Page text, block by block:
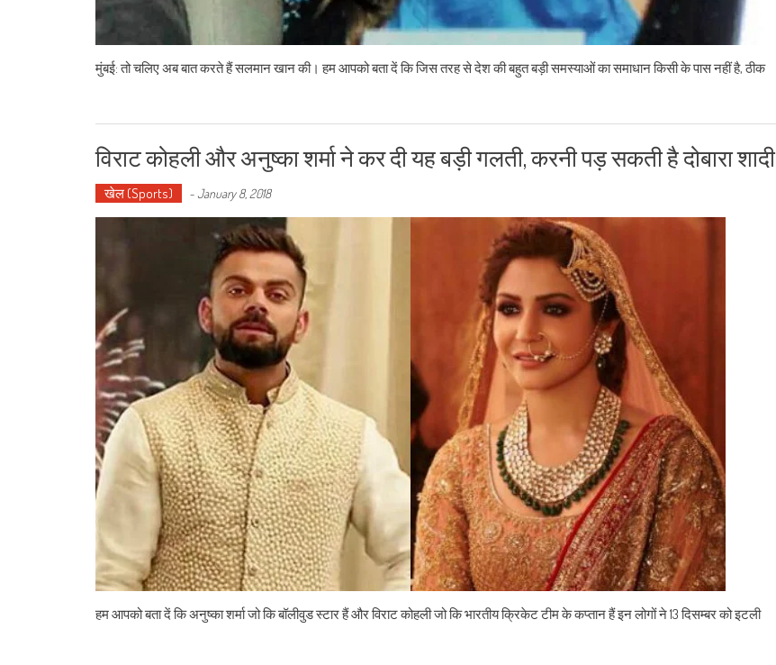
मुंबई: तो चलिए अब बात करते हैं सलमान खान की। हम आपको बता दें कि जिस तरह से देश की बहुत बड़ी समस्याओं का समाधान किसी के पास नहीं है, ठीक
विराट कोहली और अनुष्का शर्मा ने कर दी यह बड़ी गलती, करनी पड़ सकती है दोबारा शादी
खेल (Sports) -January 8, 2018
हम आपको बता दें कि अनुष्का शर्मा जो कि बॉलीवुड स्टार हैं और विराट कोहली जो कि भारतीय क्रिकेट टीम के कप्तान हैं इन लोगों ने 13 दिसम्बर को इटली